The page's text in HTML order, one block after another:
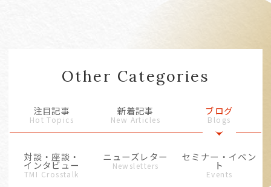
Other Categories
注目記事
Hot Topics
新着記事
New Articles
ブログ
Blogs
対談・座談・
インタビュー
TMI Crosstalk
ニューズレター
Newsletters
セミナー・イベン
ト
Events